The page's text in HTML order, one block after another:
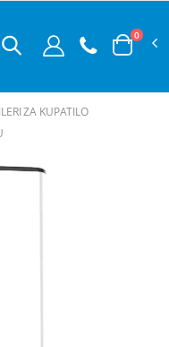
0
ZA KUPATILO